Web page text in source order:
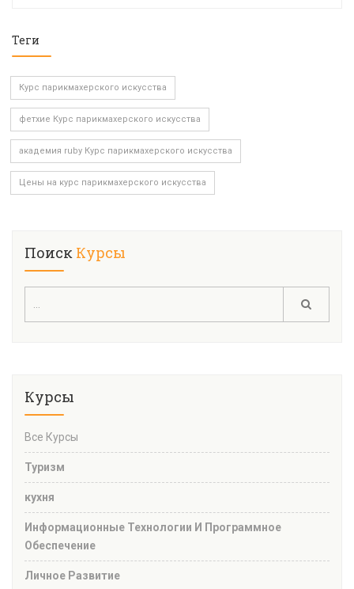
Теги
Курс парикмахерского искусства
фетхие Курс парикмахерского искусства
академия ruby Курс парикмахерского искусства
Цены на курс парикмахерского искусства
Поиск Курсы
Курсы
Все Курсы
Туризм
кухня
Информационные Технологии И Программное
Обеспечение
Личное Развитие